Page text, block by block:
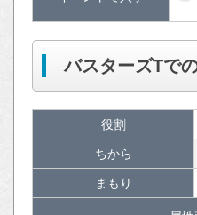
バスターズTで
役割
ちから
まもり